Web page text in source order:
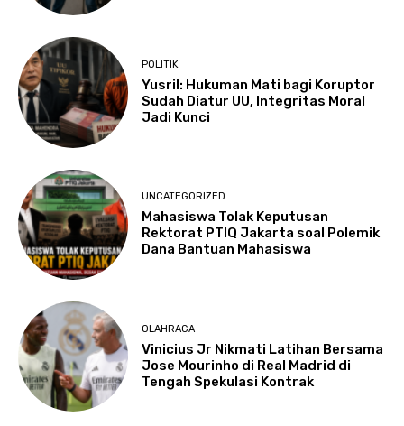
POLITIK
Yusril: Hukuman Mati bagi Koruptor
Sudah Diatur UU, Integritas Moral
Jadi Kunci
UNCATEGORIZED
Mahasiswa Tolak Keputusan
Rektorat PTIQ Jakarta soal Polemik
Dana Bantuan Mahasiswa
OLAHRAGA
Vinicius Jr Nikmati Latihan Bersama
Jose Mourinho di Real Madrid di
Tengah Spekulasi Kontrak